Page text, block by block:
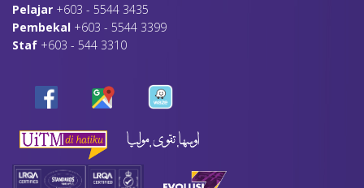
Pelajar +603 - 5544 3435
Pembekal +603 - 5544 3399
Staf +603 - 544 3310